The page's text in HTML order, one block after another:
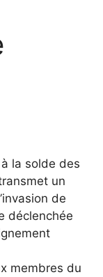
à la solde des
un
de
déclenchée
membres du